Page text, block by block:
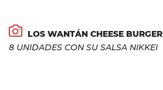
LOS WANTÁN CHEESE BURGER
8 UNIDADES CON SU SALSA NIKKEI